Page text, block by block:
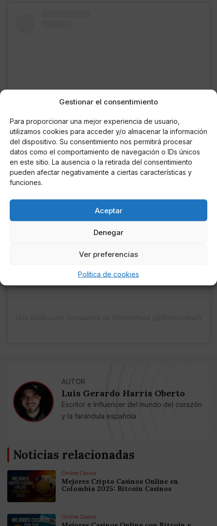
Gestionar el consentimiento
Para proporcionar una mejor experiencia de usuario,
utilizamos cookies para acceder y/o almacenar la información
del dispositivo. Su consentimiento nos permitirá procesar
datos como el comportamiento de navegación o IDs únicos
en este sitio. La ausencia o la retirada del consentimiento
pueden afectar negativamente a ciertas características y
funciones.
Aceptar
Denegar
Ver preferencias
Política de cookies
Ver esta publicación en Instagram
AUTOR
Luis Gerardo Harris Oberto
Escritor e Influencer del mundo del corazón
y la farándula española
Noticias relacionadas
Online Casino
Mejores Cripto Casinos Online en
Colombia 2025: Bitcoin Casinos
Online Casino